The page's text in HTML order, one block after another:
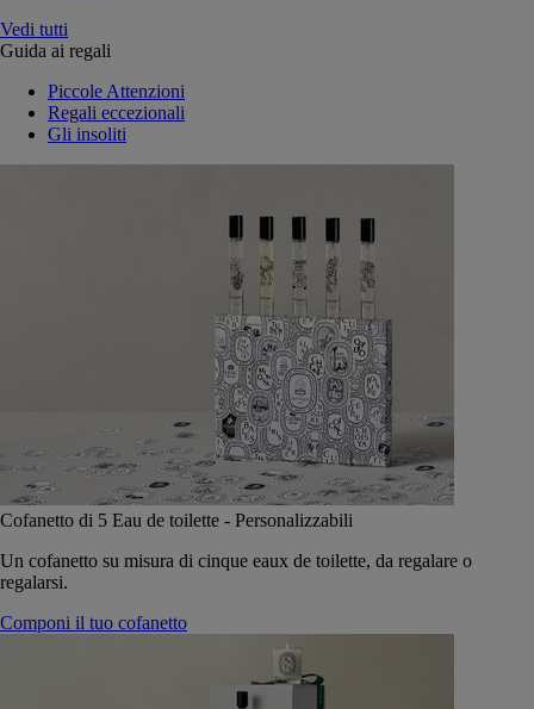
Vedi tutti
Guida ai regali
Piccole Attenzioni
Regali eccezionali
Gli insoliti
Cofanetto di 5 Eau de toilette - Personalizzabili
Un cofanetto su misura di cinque eaux de toilette, da regalare o
regalarsi.
Componi il tuo cofanetto